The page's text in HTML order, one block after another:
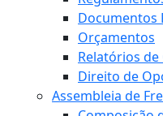
Documentos
Orçamentos
Relatórios de
Direito de
Assembleia de